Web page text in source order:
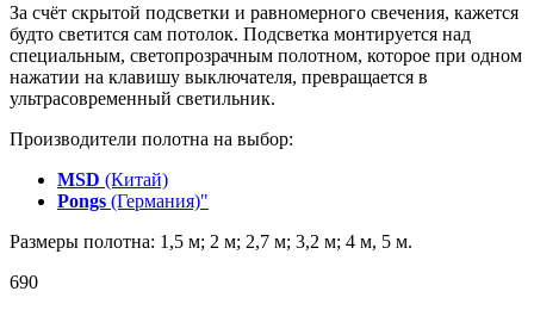
За счёт скрытой подсветки и равномерного свечения, кажется
будто светится сам потолок. Подсветка монтируется над
специальным, светопрозрачным полотном, которое при одном
нажатии на клавишу выключателя, превращается в
ультрасовременный светильник.
Производители полотна на выбор:
MSD (Китай)
Pongs (Германия)"
Размеры полотна: 1,5 м; 2 м; 2,7 м; 3,2 м; 4 м, 5 м.
690